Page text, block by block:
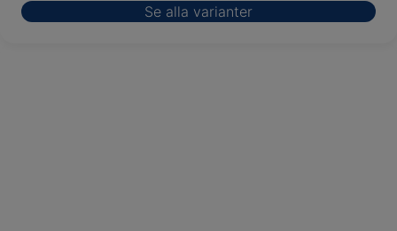
Se alla varianter